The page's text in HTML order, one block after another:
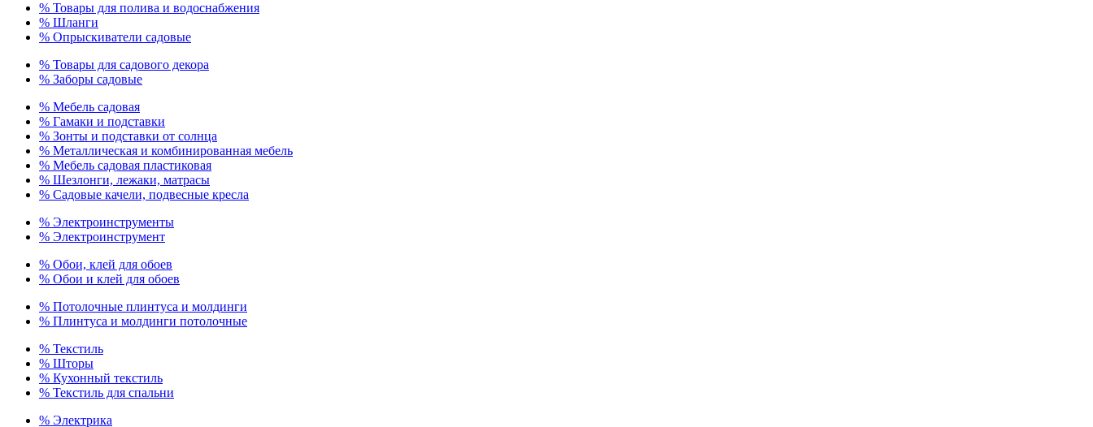
% Товары для полива и водоснабжения
% Шланги
% Опрыскиватели садовые
% Товары для садового декора
% Заборы садовые
% Мебель садовая
% Гамаки и подставки
% Зонты и подставки от солнца
% Металлическая и комбинированная мебель
% Мебель садовая пластиковая
% Шезлонги, лежаки, матрасы
% Садовые качели, подвесные кресла
% Электроинструменты
% Электроинструмент
% Обои, клей для обоев
% Обои и клей для обоев
% Потолочные плинтуса и молдинги
% Плинтуса и молдинги потолочные
% Текстиль
% Шторы
% Кухонный текстиль
% Текстиль для спальни
% Электрика